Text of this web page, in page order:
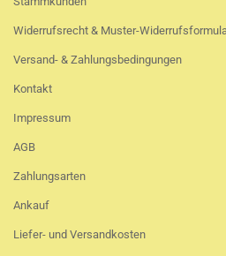
Widerrufsrecht & Muster-
Versand- & Zahlungsbedingungen
Kontakt
Impressum
AGB
Zahlungsarten
Ankauf
Liefer- und Versandkosten